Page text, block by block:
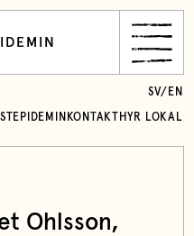
KONTAKT HYR LOKAL
SV/ EN
Ohlsson,